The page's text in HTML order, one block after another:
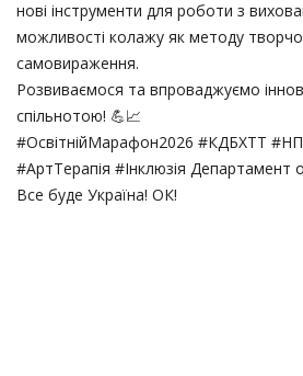
нові інструменти для роботи з
можливості колажу як методу творчої
самовираження.
Розвиваємося та впроваджуємо
спільнотою! 💪📈
#ОсвітнійМарафон2026 #КДБХТТ
#АртТерапія #Інклюзія Департамент
Все буде Україна! ОК!